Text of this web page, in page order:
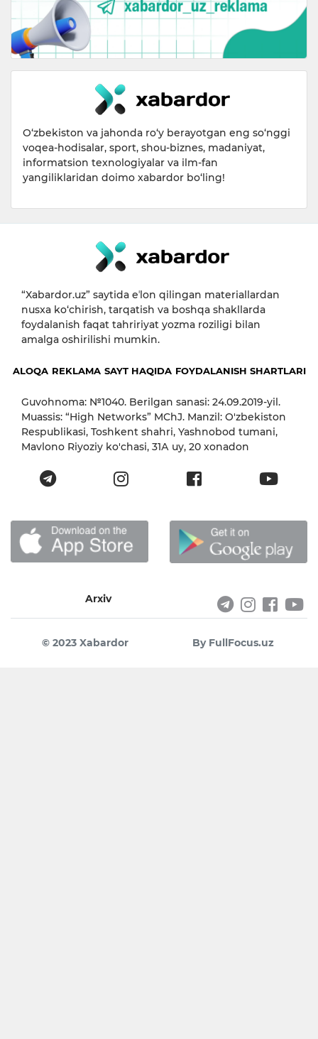
O‘zbekiston va jahonda ro‘y berayotgan eng so‘nggi
voqea-hodisalar, sport, shou-biznes, madaniyat,
informatsion texnologiyalar va ilm-fan
yangiliklaridan doimo xabardor bo‘ling!
“Xabardor.uz” saytida eʼlon qilingan materiallardan
nusxa ko‘chirish, tarqatish va boshqa shakllarda
foydalanish faqat tahririyat yozma roziligi bilan
amalga oshirilishi mumkin.
ALOQA REKLAMA SAYT HAQIDA FOYDALANISH SHARTLARI
Guvohnoma: №1040. Berilgan sanasi: 24.09.2019-yil.
Muassis: “High Networks” MChJ. Manzil: O'zbekiston
Respublikasi, Toshkent shahri, Yashnobod tumani,
Mavlono Riyoziy ko'chasi, 31А uy, 20 xonadon
Arxiv
© 2023 Xabardor By FullFocus.uz